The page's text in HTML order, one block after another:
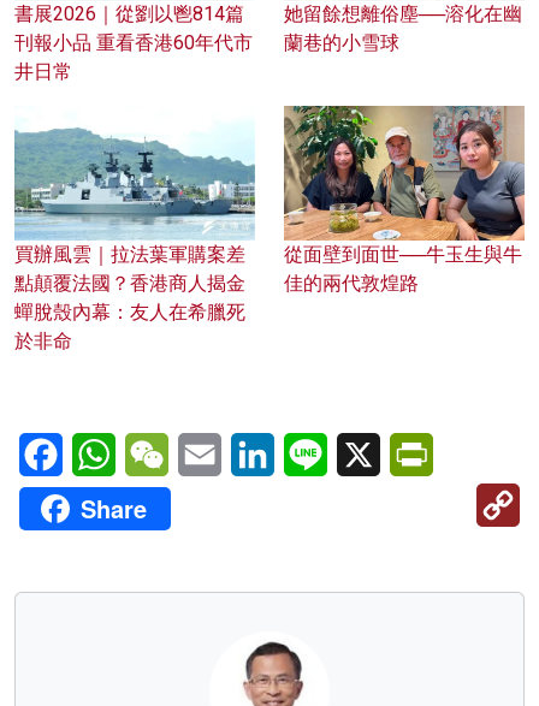
書展2026｜從劉以鬯814篇
刊報小品 重看香港60年代市
井日常
她留餘想離俗塵──溶化在幽
蘭巷的小雪球
買辦風雲｜拉法葉軍購案差
點顛覆法國？香港商人揭金
蟬脫殼內幕：友人在希臘死
於非命
從面壁到面世──牛玉生與牛
佳的兩代敦煌路
FacebookWhatsAppWeChatEmail LinkedInLine X
Share